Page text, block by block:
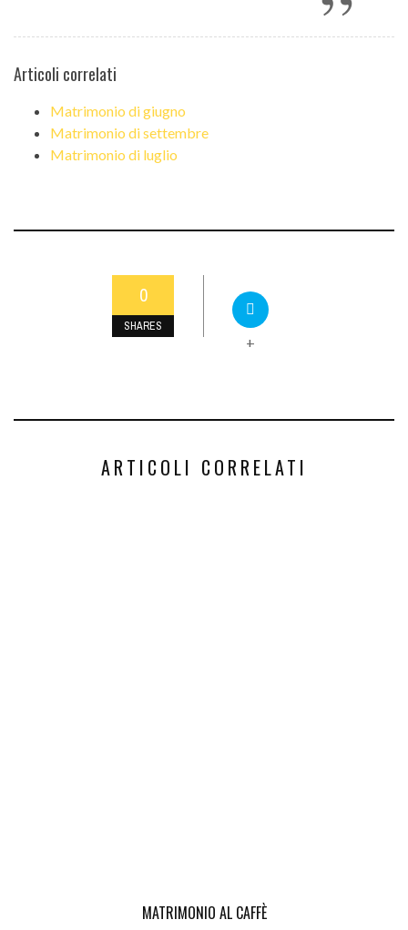
Articoli correlati
Matrimonio di giugno
Matrimonio di settembre
Matrimonio di luglio
0
SHARES
+
ARTICOLI CORRELATI
MATRIMONIO AL CAFFÈ